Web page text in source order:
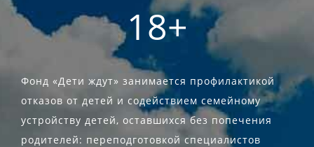
18+
Фонд «Дети ждут» занимается профилактикой
отказов от детей и содействием семейному
устройству детей, оставшихся без попечения
родителей: переподготовкой специалистов